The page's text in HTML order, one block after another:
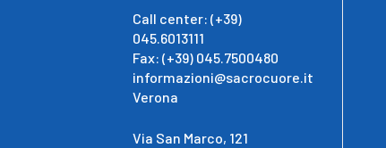
Call center: (+39)
045.6013111
Fax: (+39) 045.7500480
informazioni@sacrocuore.it
Verona
Via San Marco, 121